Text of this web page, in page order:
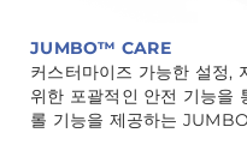
JUMBO™ CARE
커스터마이즈 가능한 설정,
위한 포괄적인 안전 기능을
롤 기능을 제공하는